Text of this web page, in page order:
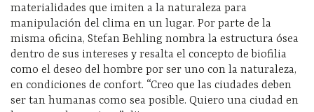
materialidades que imiten a la naturaleza para
manipulación del clima en un lugar. Por parte de la
misma oficina, Stefan Behling nombra la estructura ósea
dentro de sus intereses y resalta el concepto de biofilia
como el deseo del hombre por ser uno con la naturaleza,
en condiciones de confort. “Creo que las ciudades deben
ser tan humanas como sea posible. Quiero una ciudad en